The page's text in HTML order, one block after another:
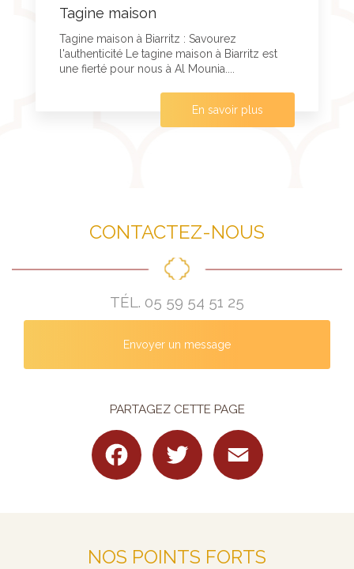
Tagine maison
Tagine maison à Biarritz : Savourez
l'authenticité Le tagine maison à Biarritz est
une fierté pour nous à Al Mounia....
En savoir plus
CONTACTEZ-NOUS
TÉL. 05 59 54 51 25
Envoyer un message
PARTAGEZ CETTE PAGE
Facebook Twitter
NOS POINTS FORTS